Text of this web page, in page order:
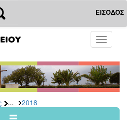
ΕΙΣΟΔΟΣ
Toggle
... 2018